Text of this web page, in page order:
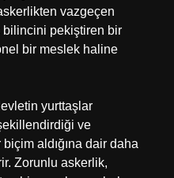
vazgeçen
bilincini pekiştiren bir
bir meslek haline
yurttaşlar
ve
biçim aldığına dair daha
Zorunlu askerlik,